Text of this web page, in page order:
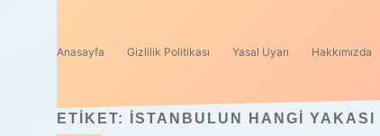
Anasayfa Gizlilik Politikası Yasal Uyarı Hakkımızda
ETIKET: İSTANBULUN HANGI